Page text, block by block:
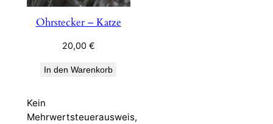
Ohrstecker – Katze
20,00 €
In den Warenkorb
Kein
Mehrwertsteuerausweis,